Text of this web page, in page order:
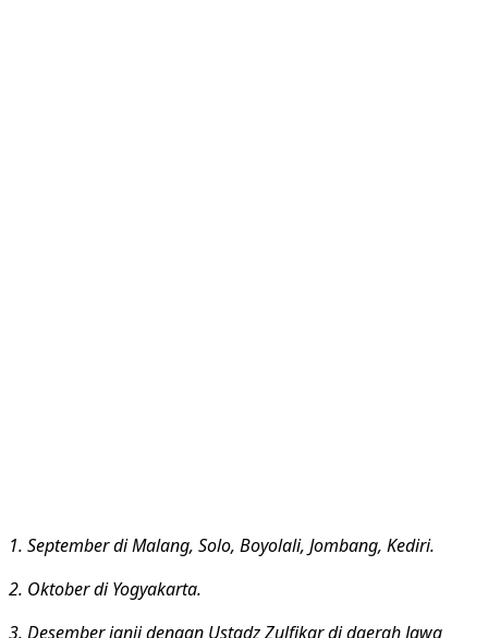
1. September di Malang, Solo, Boyolali, Jombang, Kediri.
2. Oktober di Yogyakarta.
3. Desember janji dengan Ustadz Zulfikar di daerah Jawa